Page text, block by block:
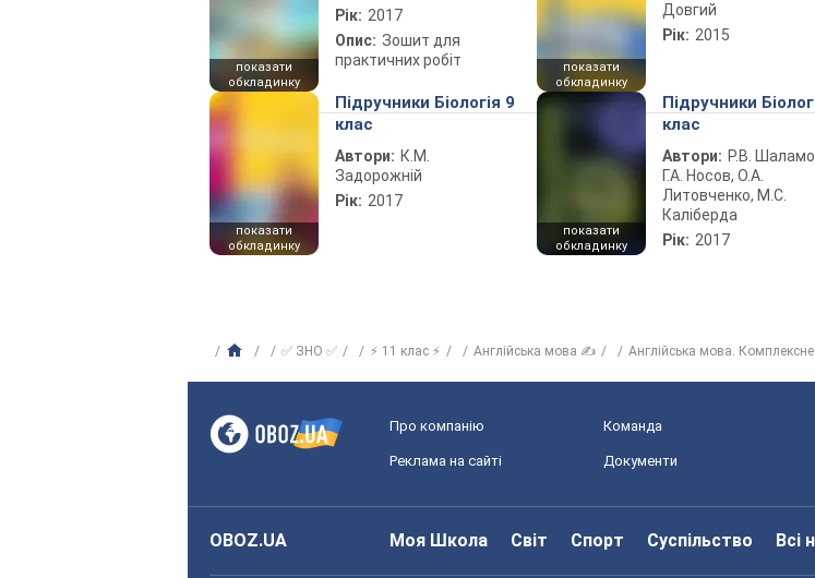
показати
обкладинку
Рік: 2017
Опис: Зошит для
практичних робіт
показати
обкладинку
Довгий
Рік: 2015
показати
обкладинку
Підручники Біологія 9
клас
Автори: К.М.
Задорожній
Рік: 2017
показати
обкладинку
Підручники
клас
Автори: Р.В.
Г.А. Носов, О.А.
Литовченко, М.С.
Каліберда
Рік: 2017
✅ ЗНО ✅ ⚡ 11 клас ⚡ Англійська мова ✍ Англійська мова.
Про компанію Команда
Реклама на сайті Документи
OBOZ.UA Моя Школа Світ Спорт Суспільство Всі